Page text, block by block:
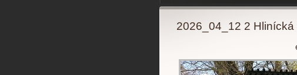
2026_04_12 2